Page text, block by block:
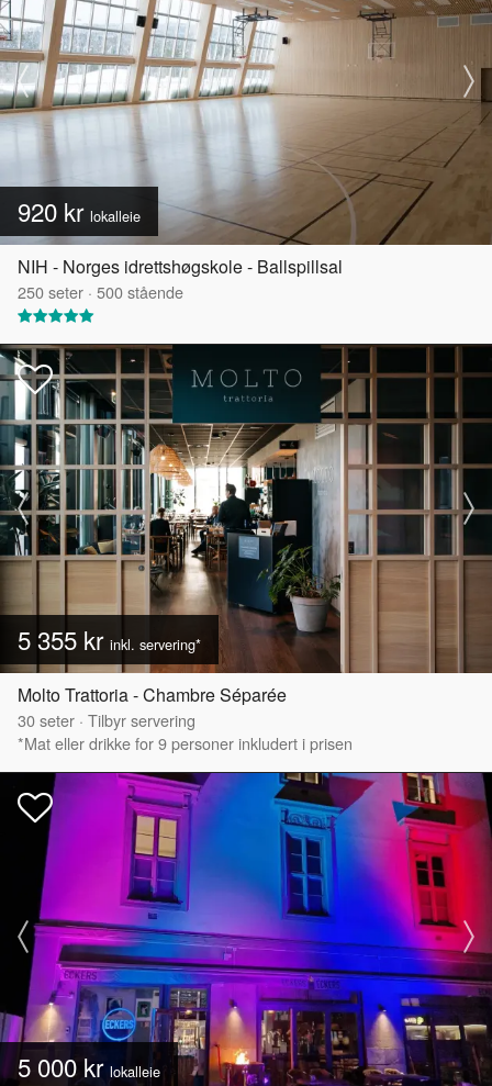
920 kr lokalleie
NIH - Norges idrettshøgskole - Ballspillsal
250seter · 500stående
5 355 kr inkl. servering*
Molto Trattoria - Chambre Séparée
30seter · Tilbyr servering
*Mat eller drikke for 9 personer inkludert i prisen
5 000 kr lokalleie